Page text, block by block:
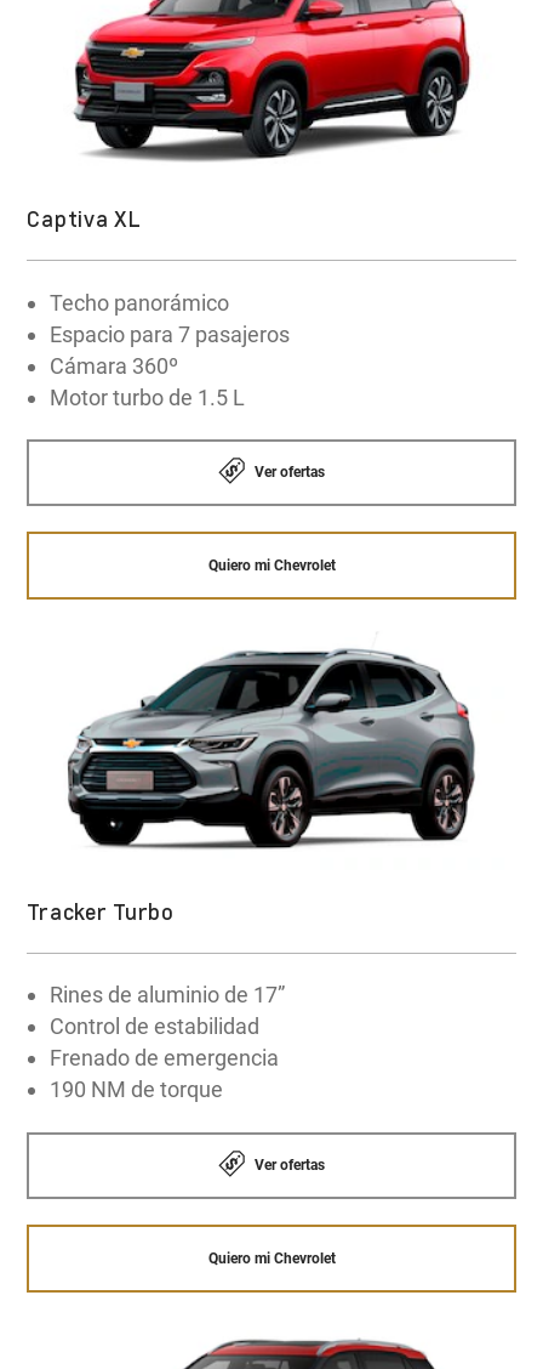
Explorar la tecnologia OnStar
Captiva XL
Techo panorámico
Espacio para 7 pasajeros
Cámara 360º
Motor turbo de 1.5 L
Ver ofertas
Quiero mi Chevrolet
Tracker Turbo
Rines de aluminio de 17”
Control de estabilidad
Frenado de emergencia
190 NM de torque
Ver ofertas
Quiero mi Chevrolet